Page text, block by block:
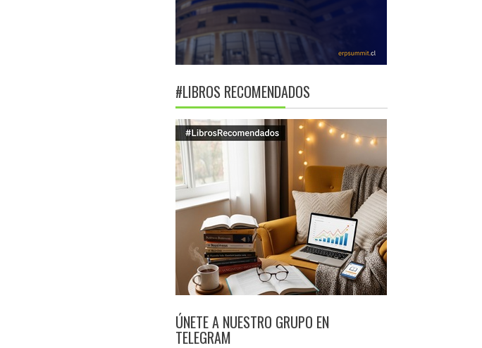
#LIBROS RECOMENDADOS
ÚNETE A NUESTRO GRUPO EN
TELEGRAM